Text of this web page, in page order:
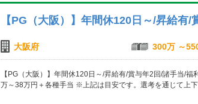
【PG（大阪）】年間休120日～/昇給有
大阪府 300万 ～
【PG（大阪）】年間休120日～/昇給有/賞与年2回/諸手当/
万～38万円＋各種手当 ※上記は目安です。選考を通じて上